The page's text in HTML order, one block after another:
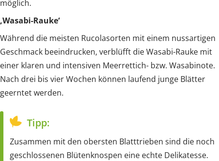
möglich.
‚Wasabi-Rauke‘
Während die meisten Rucolasorten mit einem nussartigen
Geschmack beeindrucken, verblüfft die Wasabi-Rauke mit
einer klaren und intensiven Meerrettich- bzw. Wasabinote.
Nach drei bis vier Wochen können laufend junge Blätter
geerntet werden.
Tipp:
Zusammen mit den obersten Blatttrieben sind die noch
geschlossenen Blütenknospen eine echte Delikatesse.